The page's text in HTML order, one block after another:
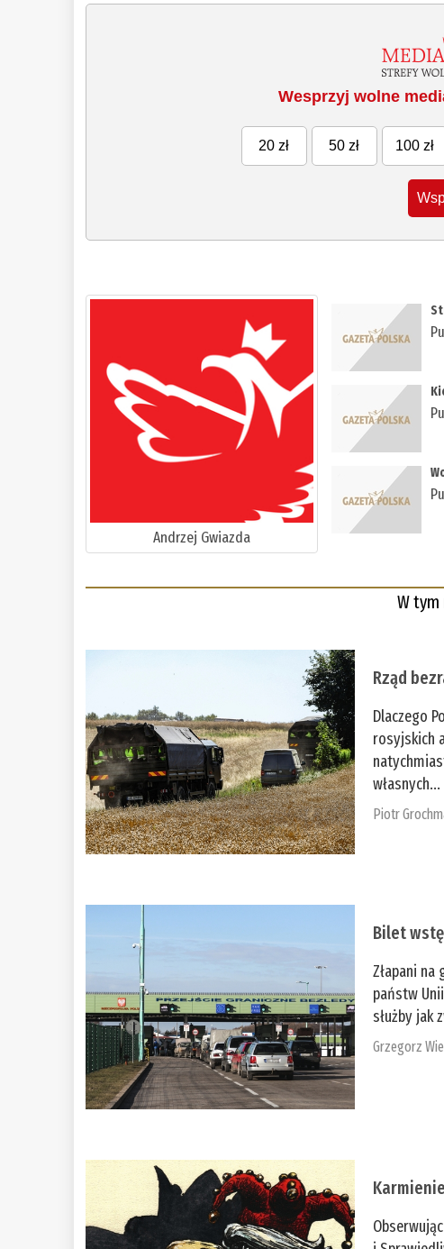
Wesprzyj wolne
20 zł 50 zł 100 zł
Andrzej Gwiazda
W tym
Rząd
Dlaczego
rosyjskich
własnych...
Piotr
Bilet
Złapani
państw
służby jak
Grzegorz